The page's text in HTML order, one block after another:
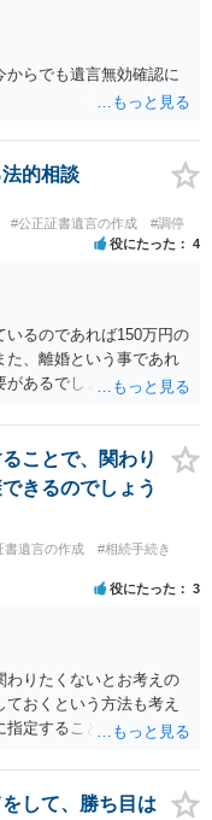
より財産を承継し又は
章において同じ。）又
の支払を請求すること
らでも遺言無効確認に
的相談
#公正証書遺言の作成 #調停
役にたった 4
るのであれば150万円の
た、離婚という事であれ
があるでしょう。 細かい
ことで、関わり
きるのでしょう
書遺言の作成
#相続手続き
役にたった 3
わりたくないとお考えの
おくという方法も考え
指定することもできます
もあります。 一度、弁護
。して、勝ち目は